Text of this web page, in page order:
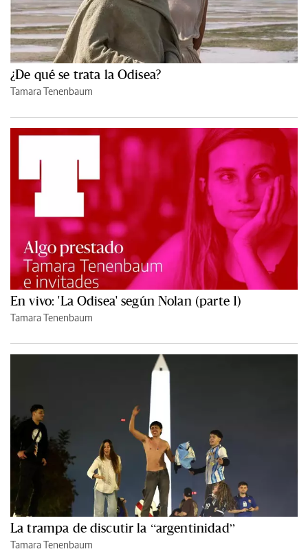
¿De qué se trata la Odisea?
Tamara Tenenbaum
En vivo: 'La Odisea' según Nolan (parte 1)
Tamara Tenenbaum
La trampa de discutir la “argentinidad”
Tamara Tenenbaum